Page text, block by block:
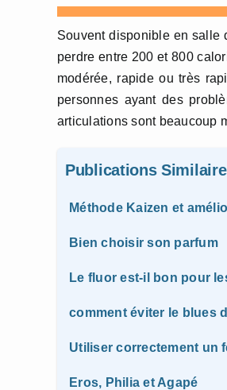
Souvent disponible en salle
perdre entre 200 et 800
modérée, rapide ou très
personnes ayant des
articulations sont beaucoup
Publications
Méthode Kaizen et
Bien choisir son parfum
Le fluor est-il bon pour
comment éviter le blues
Utiliser correctement un
Eros, Philia et Agapé